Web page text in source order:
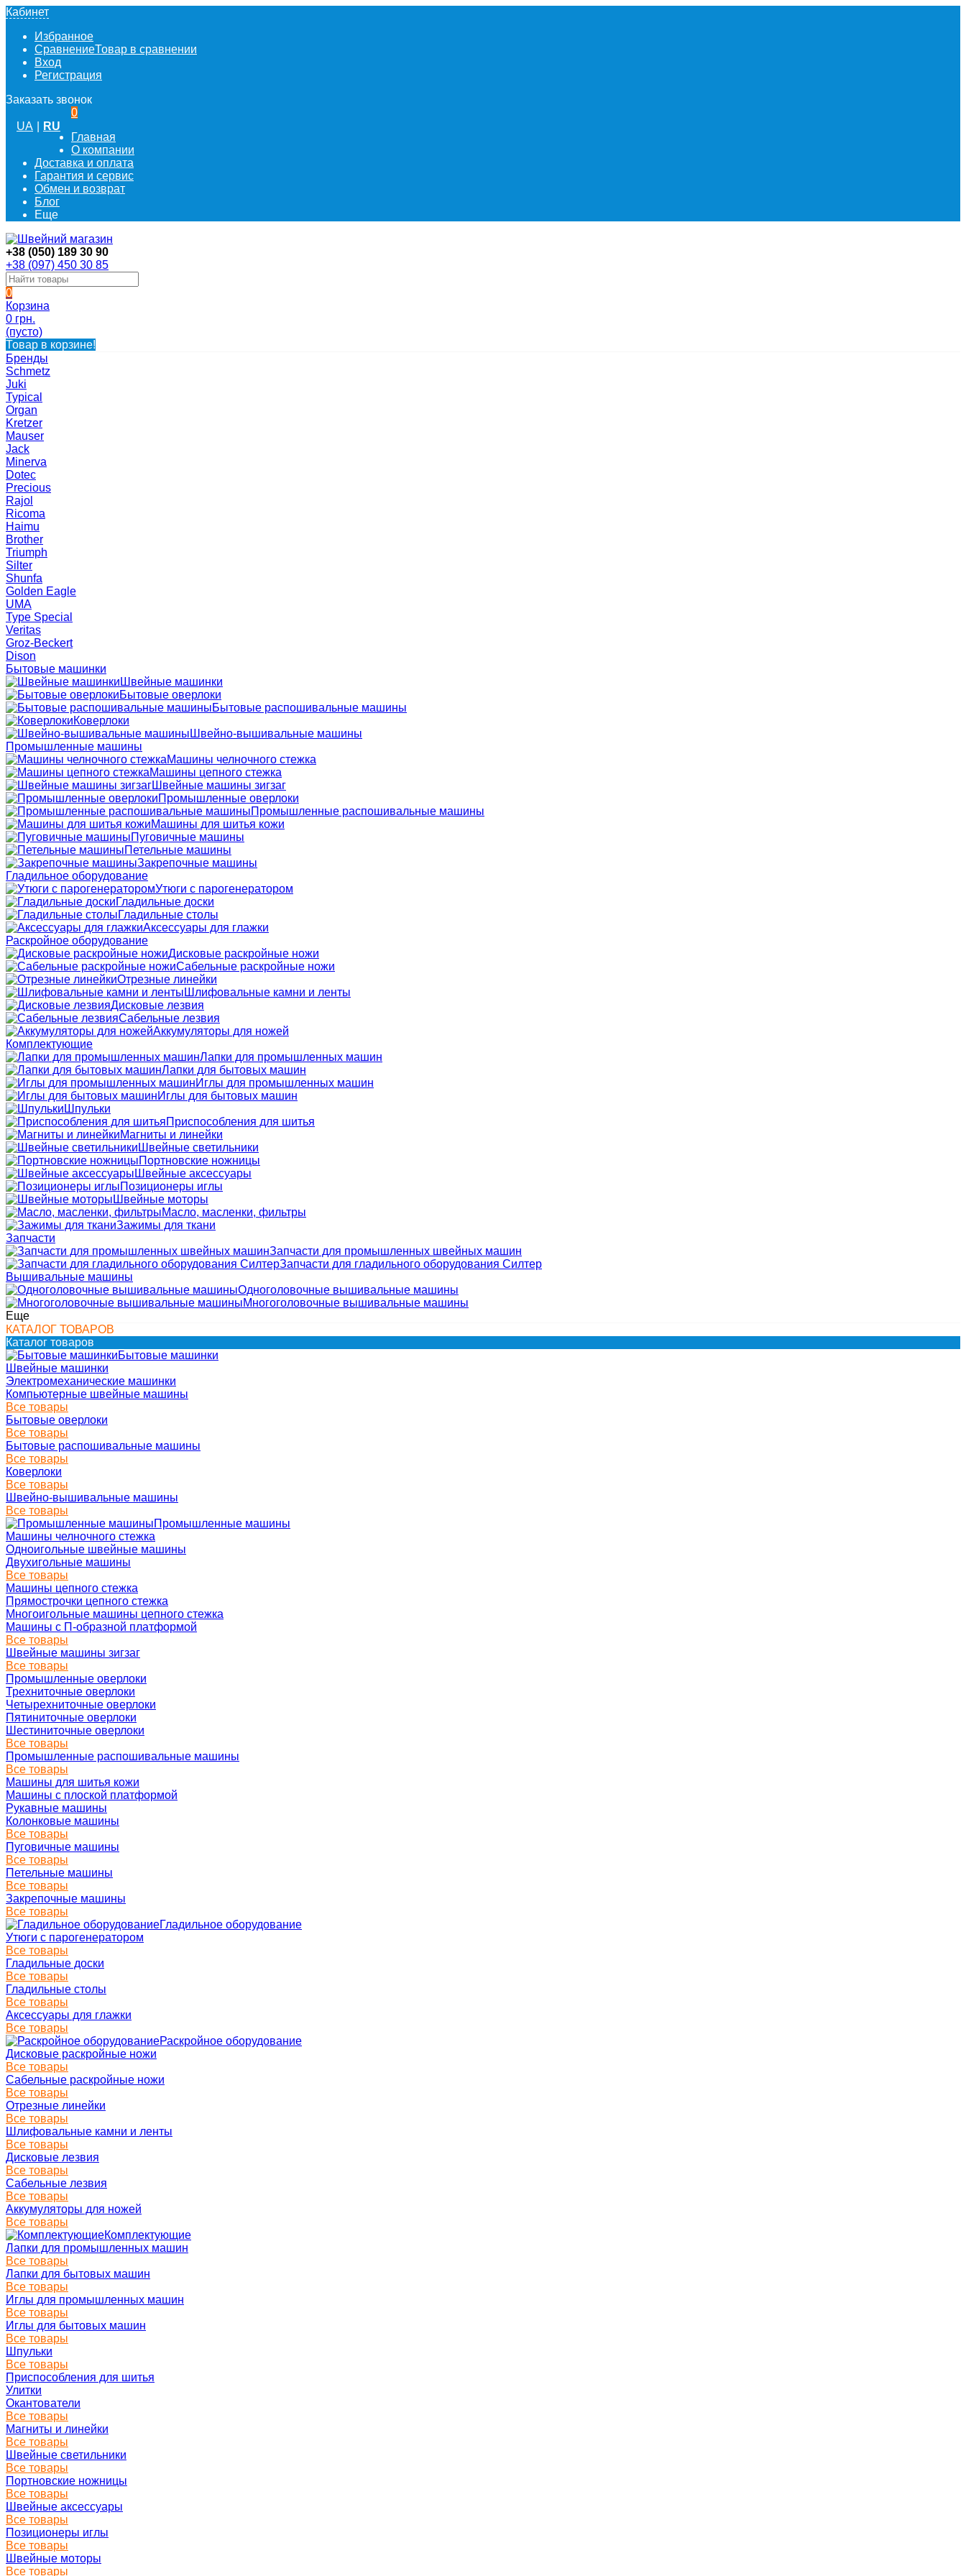
Кабинет
Избранное
СравнениеТовар в сравнении
Вход
Регистрация
Заказать звонок
UA RU
0
Главная
О компании
Доставка и оплата
Гарантия и сервис
Обмен и возврат
Блог
Еще
+38 (050) 189 30 90
+38 (097) 450 30 85
0
Корзина
0 грн.
(пусто)
Товар в корзине!
Бренды
Schmetz
Juki
Typical
Organ
Kretzer
Mauser
Jack
Minerva
Dotec
Precious
Rajol
Ricoma
Haimu
Brother
Triumph
Silter
Shunfa
Golden Eagle
UMA
Type Special
Veritas
Groz-Beckert
Dison
Бытовые машинки
Швейные машинки
Бытовые оверлоки
Бытовые распошивальные машины
Коверлоки
Швейно-вышивальные машины
Промышленные машины
Машины челночного стежка
Машины цепного стежка
Швейные машины зигзаг
Промышленные оверлоки
Промышленные распошивальные машины
Машины для шитья кожи
Пуговичные машины
Петельные машины
Закрепочные машины
Гладильное оборудование
Утюги с парогенератором
Гладильные доски
Гладильные столы
Аксессуары для глажки
Раскройное оборудование
Дисковые раскройные ножи
Сабельные раскройные ножи
Отрезные линейки
Шлифовальные камни и ленты
Дисковые лезвия
Сабельные лезвия
Аккумуляторы для ножей
Комплектующие
Лапки для промышленных машин
Лапки для бытовых машин
Иглы для промышленных машин
Иглы для бытовых машин
Шпульки
Приспособления для шитья
Магниты и линейки
Швейные светильники
Портновские ножницы
Швейные аксессуары
Позиционеры иглы
Швейные моторы
Масло, масленки, фильтры
Зажимы для ткани
Запчасти
Запчасти для промышленных швейных машин
Запчасти для гладильного оборудования Силтер
Вышивальные машины
Одноголовочные вышивальные машины
Многоголовочные вышивальные машины
Еще
КАТАЛОГ ТОВАРОВ
Каталог товаров
Бытовые машинки
Швейные машинки
Электромеханические машинки
Компьютерные швейные машины
Все товары
Бытовые оверлоки
Все товары
Бытовые распошивальные машины
Все товары
Коверлоки
Все товары
Швейно-вышивальные машины
Все товары
Промышленные машины
Машины челночного стежка
Одноигольные швейные машины
Двухигольные машины
Все товары
Машины цепного стежка
Прямострочки цепного стежка
Многоигольные машины цепного стежка
Машины с П-образной платформой
Все товары
Швейные машины зигзаг
Все товары
Промышленные оверлоки
Трехниточные оверлоки
Четырехниточные оверлоки
Пятиниточные оверлоки
Шестиниточные оверлоки
Все товары
Промышленные распошивальные машины
Все товары
Машины для шитья кожи
Машины с плоской платформой
Рукавные машины
Колонковые машины
Все товары
Пуговичные машины
Все товары
Петельные машины
Все товары
Закрепочные машины
Все товары
Гладильное оборудование
Утюги с парогенератором
Все товары
Гладильные доски
Все товары
Гладильные столы
Все товары
Аксессуары для глажки
Все товары
Раскройное оборудование
Дисковые раскройные ножи
Все товары
Сабельные раскройные ножи
Все товары
Отрезные линейки
Все товары
Шлифовальные камни и ленты
Все товары
Дисковые лезвия
Все товары
Сабельные лезвия
Все товары
Аккумуляторы для ножей
Все товары
Комплектующие
Лапки для промышленных машин
Все товары
Лапки для бытовых машин
Все товары
Иглы для промышленных машин
Все товары
Иглы для бытовых машин
Все товары
Шпульки
Все товары
Приспособления для шитья
Улитки
Окантователи
Все товары
Магниты и линейки
Все товары
Швейные светильники
Все товары
Портновские ножницы
Все товары
Швейные аксессуары
Все товары
Позиционеры иглы
Все товары
Швейные моторы
Все товары